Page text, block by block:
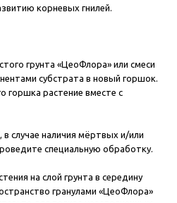
корневых гнилей.
грунта «ЦеоФлора» или смеси
субстрата в новый горшок.
горшка растение вместе с
случае наличия мёртвых и/или
специальную обработку.
на слой грунта в середину
гранулами «ЦеоФлора»